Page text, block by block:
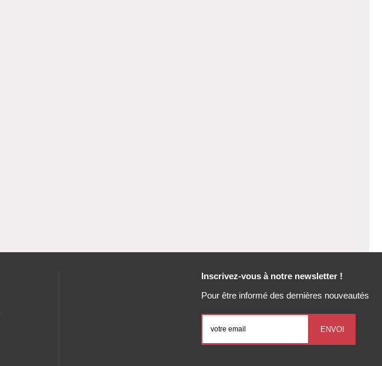
Inscrivez-vous à notre newsletter !
Pour être informé des dernières nouveautés